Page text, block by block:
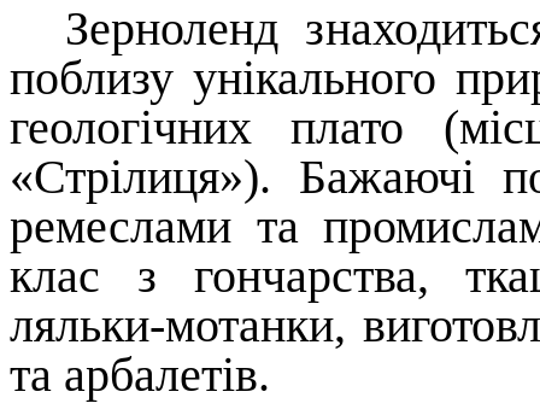
Зерноленд
поблизу унікального
геологічних плато
«Стрілиця»). Бажаючі
ремеслами та
клас з гончарства,
ляльки-мотанки,
та арбалетів.